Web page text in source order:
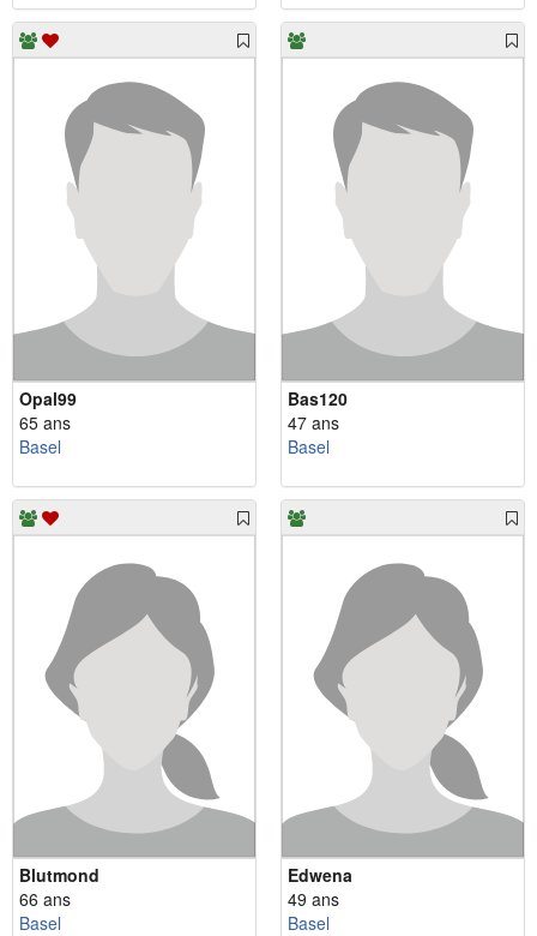
Opal99
65 ans
Basel
Bas120
47 ans
Basel
Blutmond
66 ans
Basel
Edwena
49 ans
Basel